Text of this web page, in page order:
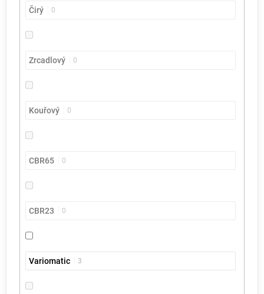
Čirý 0
Zrcadlový 0
Kouřový 0
CBR65 0
CBR23 0
Variomatic 3